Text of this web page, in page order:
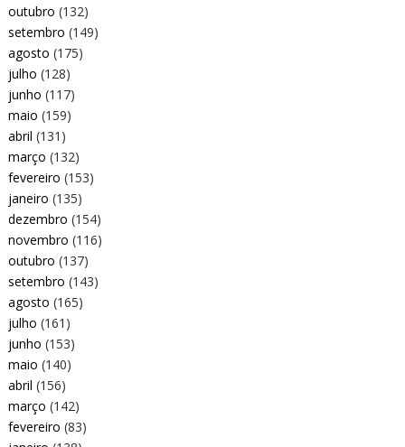
outubro (132)
setembro (149)
agosto (175)
julho (128)
junho (117)
maio (159)
abril (131)
março (132)
fevereiro (153)
janeiro (135)
dezembro (154)
novembro (116)
outubro (137)
setembro (143)
agosto (165)
julho (161)
junho (153)
maio (140)
abril (156)
março (142)
fevereiro (83)